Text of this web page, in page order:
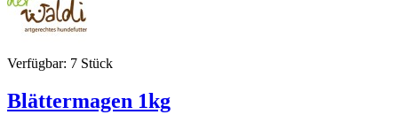
Verfügbar: 7 Stück
Blättermagen 1kg